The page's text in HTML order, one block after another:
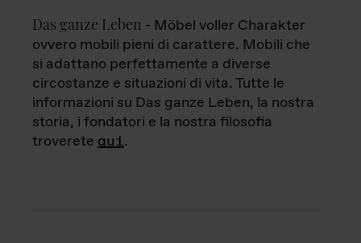
Das ganze Leben - Möbel voller Charakter
ovvero mobili pieni di carattere. Mobili che
si adattano perfettamente a diverse
circostanze e situazioni di vita. Tutte le
informazioni su Das ganze Leben, la nostra
storia, i fondatori e la nostra filosofia
troverete qui.